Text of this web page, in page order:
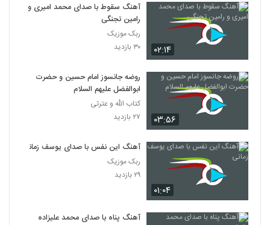
۰۲:۱۴
آهنگ سقوط با صدای محمد امیری و
رامین تجنگی
ربک موزیک
۳۰ بازدید
۰۳:۵۶
روضه جانسوز امام حسين و حضرت
ابوالفضل عليهم السلام
کتاب الله و عترتی
۲۷ بازدید
۰۱:۰۴
آهنگ این نفس با صدای یوسف زمانی
ربک موزیک
۲۹ بازدید
آهنگ پناه با صدای محمد علیزاده